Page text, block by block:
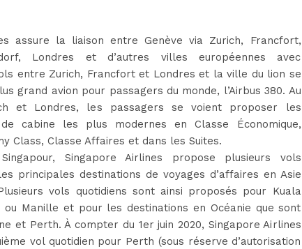
assure la liaison entre Genève via Zurich, Francfort,
Londres et d’autres villes européennes avec
entre Zurich, Francfort et Londres et la ville du lion se
grand avion pour passagers du monde, l’Airbus 380. Au
et Londres, les passagers se voient proposer les
de cabine les plus modernes en Classe Économique,
Class, Classe Affaires et dans les Suites.
Singapore Airlines propose plusieurs vols
principales destinations de voyages d’affaires en Asie
vols quotidiens sont ainsi proposés pour Kuala
ou Manille et pour les destinations en Océanie que sont
et Perth. À compter du 1er juin 2020, Singapore Airlines
vol quotidien pour Perth (sous réserve d’autorisation